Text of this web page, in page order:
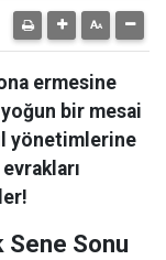
ermesine
bir mesai
yönetimlerine
Sene Sonu